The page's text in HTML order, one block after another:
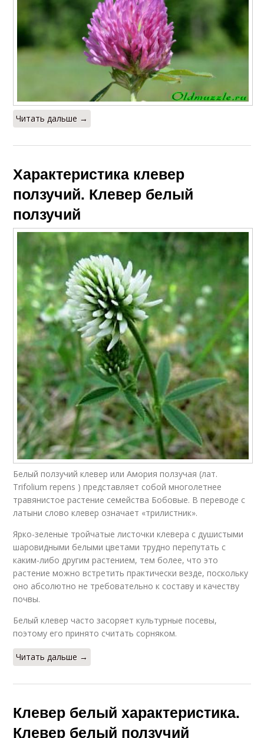
Читать дальше →
Характеристика клевер
ползучий. Клевер белый
ползучий
Белый ползучий клевер или Амория ползучая (лат.
Trifolium repens ) представляет собой многолетнее
травянистое растение семейства Бобовые. В переводе с
латыни слово клевер означает «трилистник».
Ярко-зеленые тройчатые листочки клевера с душистыми
шаровидными белыми цветами трудно перепутать с
каким-либо другим растением, тем более, что это
растение можно встретить практически везде, поскольку
оно абсолютно не требовательно к составу и качеству
почвы.
Белый клевер часто засоряет культурные посевы,
поэтому его принято считать сорняком.
Читать дальше →
Клевер белый характеристика.
Клевер белый ползучий